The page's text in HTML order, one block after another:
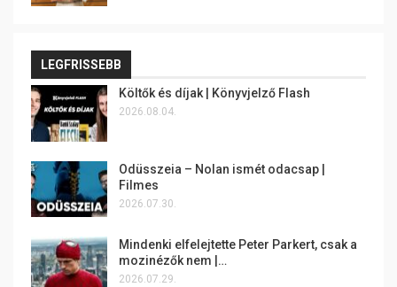
LEGFRISSEBB
Költők és díjak | Könyvjelző Flash
2026.08.04.
Odüsszeia – Nolan ismét odacsap |
Filmes
2026.07.30.
Mindenki elfelejtette Peter Parkert, csak a
mozinézők nem |…
2026.07.29.